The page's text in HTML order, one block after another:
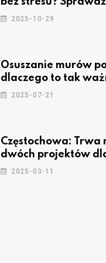
nauki z kursów w
2025-10-29
Osuszanie murów
dlaczego to tak
2025-07-21
Częstochowa: Trwa
dwóch projektów
seniorów
2025-03-11